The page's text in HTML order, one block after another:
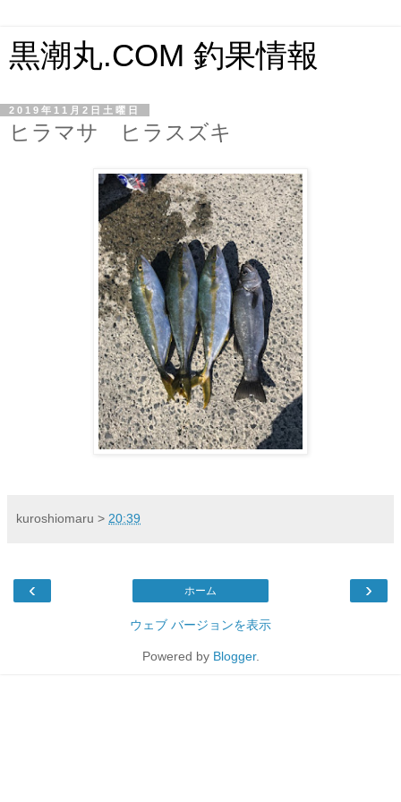
黒潮丸.COM 釣果情報
2019年11月2日土曜日
ヒラマサ ヒラスズキ
kuroshiomaru > 20:39
‹ ›
ホーム
ウェブ バージョンを表示
Powered by Blogger.